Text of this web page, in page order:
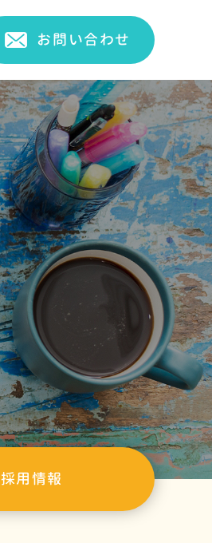
お問い合わせ
採用情報